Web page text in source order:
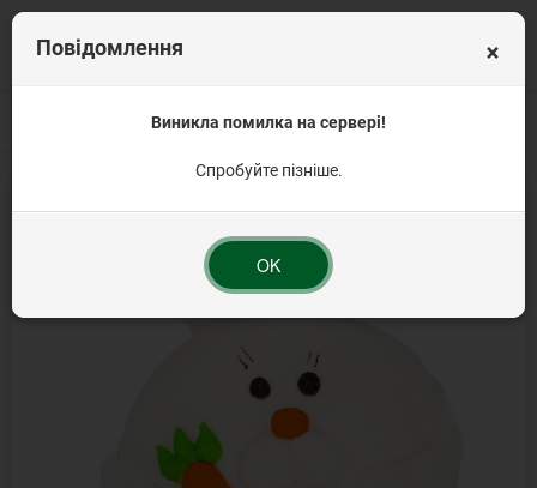
Продукція для Великодня Елементи фасовані
×
Повідомлення
Виникла помилка на сервері!
Спробуйте пізніше.
OK